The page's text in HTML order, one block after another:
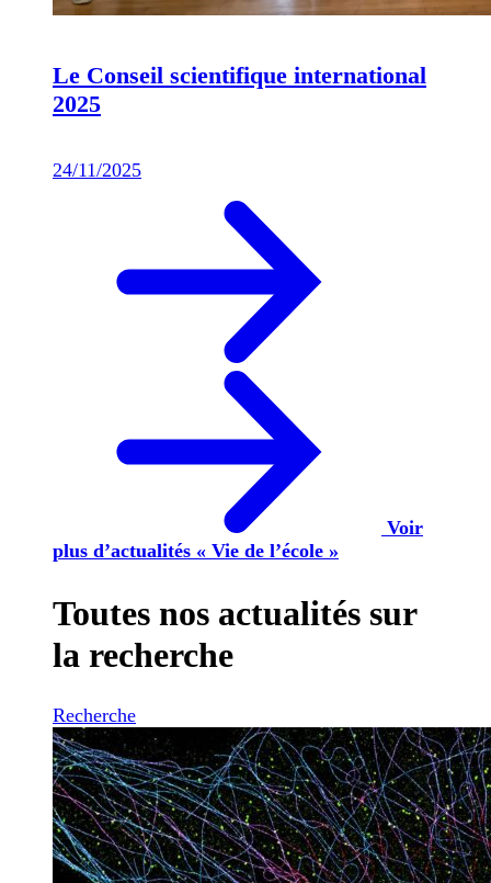
Le Conseil scientifique international
2025
24/11/2025
Voir
plus d’actualités « Vie de l’école »
Toutes nos actualités sur
la recherche
Recherche